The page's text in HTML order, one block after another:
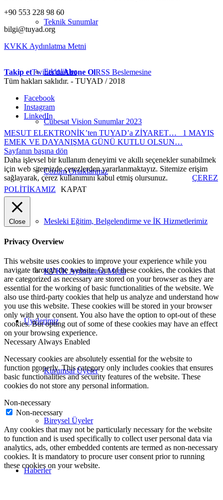
Teknik Sunumlar
Etkinlikler
Cubesat Vision Sunumlar 2023
Çözüm Ortaklarımız
Mesleki Eğitim, Belgelendirme ve İK Hizmetlerimiz
KVKK Aydınlatma Metni
Üyelerimiz
Kurumsal Üyeler
Bireysel Üyeler
Haberler
+90 553 228 98 60
bilgi@tuyad.org
KVKK Aydınlatma Metni
Takip etTwitter'daAbone OlRSS Beslemesine
Tüm hakları saklıdır. - TUYAD / 2018
Facebook
Instagram
LinkedIn
MESUT ELEKTRONİK’ten TUYAD’a ZİYARET…
1 MAYIS
EMEK VE DAYANIŞMA GÜNÜ KUTLU OLSUN…
Sayfanın başına dön
Daha işlevsel bir kullanım deneyimi ve akıllı seçenekler sunabilmek
için web sitemizde çerezlerden yararlanmaktayız. Sitemize erişim
sağlayarak, çerez kullanımını kabul etmiş olursunuz.
ÇEREZ
POLİTİKAMIZ
KAPAT
Close
Privacy Overview
This website uses cookies to improve your experience while you
navigate through the website. Out of these cookies, the cookies that
are categorized as necessary are stored on your browser as they are
essential for the working of basic functionalities of the website. We
also use third-party cookies that help us analyze and understand how
you use this website. These cookies will be stored in your browser
only with your consent. You also have the option to opt-out of these
cookies. But opting out of some of these cookies may have an effect
on your browsing experience.
Necessary Always Enabled
Necessary cookies are absolutely essential for the website to
function properly. This category only includes cookies that ensures
basic functionalities and security features of the website. These
cookies do not store any personal information.
Non-necessary
Non-necessary
Any cookies that may not be particularly necessary for the website
to function and is used specifically to collect user personal data via
analytics, ads, other embedded contents are termed as non-necessary
cookies. It is mandatory to procure user consent prior to running
these cookies on your website.